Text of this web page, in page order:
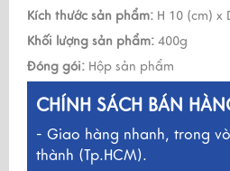
Kích thước sản phẩm: H 10 (cm) x
Khối lượng sản phẩm: 400g
Đóng gói: Hộp sản phẩm
CHÍNH SÁCH BÁN
- Giao hàng nhanh, trong
thành (Tp.HCM).